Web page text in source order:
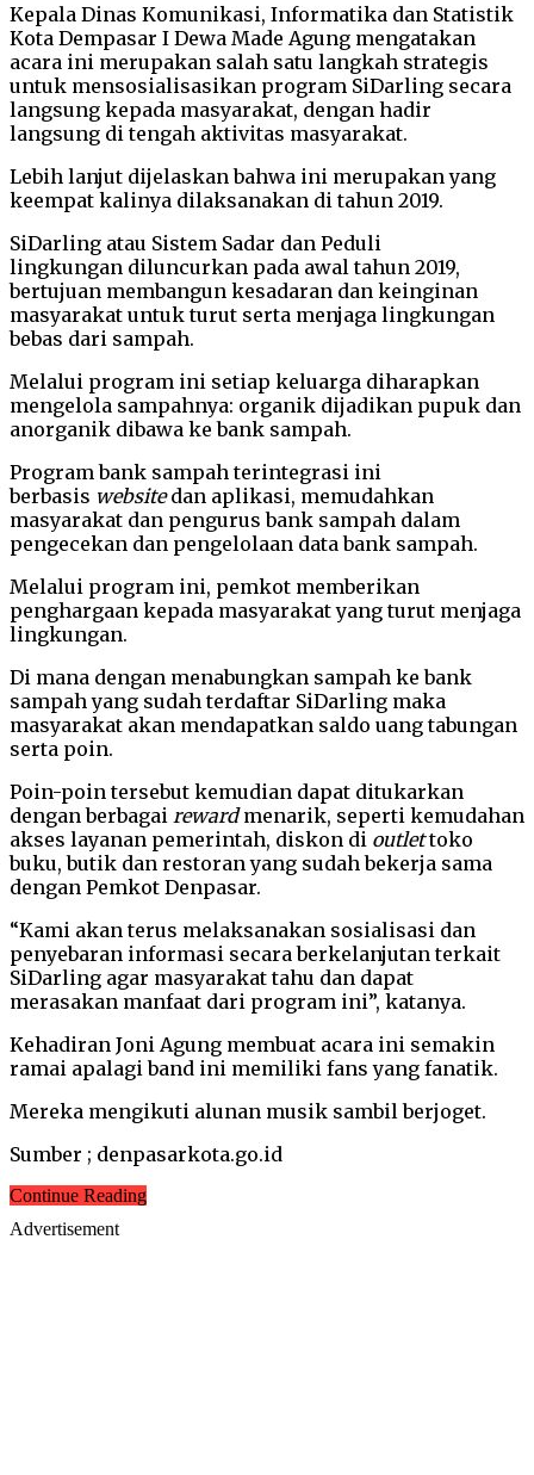
Kepala Dinas Komunikasi, Informatika dan Statistik
Kota Dempasar I Dewa Made Agung mengatakan
acara ini merupakan salah satu langkah strategis
untuk mensosialisasikan program SiDarling secara
langsung kepada masyarakat, dengan hadir
langsung di tengah aktivitas masyarakat.
Lebih lanjut dijelaskan bahwa ini merupakan yang
keempat kalinya dilaksanakan di tahun 2019.
SiDarling atau Sistem Sadar dan Peduli
lingkungan diluncurkan pada awal tahun 2019,
bertujuan membangun kesadaran dan keinginan
masyarakat untuk turut serta menjaga lingkungan
bebas dari sampah.
Melalui program ini setiap keluarga diharapkan
mengelola sampahnya: organik dijadikan pupuk dan
anorganik dibawa ke bank sampah.
Program bank sampah terintegrasi ini
berbasis websitedan aplikasi, memudahkan
masyarakat dan pengurus bank sampah dalam
pengecekan dan pengelolaan data bank sampah.
Melalui program ini, pemkot memberikan
penghargaan kepada masyarakat yang turut menjaga
lingkungan.
Di mana dengan menabungkan sampah ke bank
sampah yang sudah terdaftar SiDarling maka
masyarakat akan mendapatkan saldo uang tabungan
serta poin.
Poin-poin tersebut kemudian dapat ditukarkan
dengan berbagai rewardmenarik, seperti kemudahan
akses layanan pemerintah, diskon di outlettoko
buku, butik dan restoran yang sudah bekerja sama
dengan Pemkot Denpasar.
“Kami akan terus melaksanakan sosialisasi dan
penyebaran informasi secara berkelanjutan terkait
SiDarling agar masyarakat tahu dan dapat
merasakan manfaat dari program ini”, katanya.
Kehadiran Joni Agung membuat acara ini semakin
ramai apalagi band ini memiliki fans yang fanatik.
Mereka mengikuti alunan musik sambil berjoget.
Sumber ; denpasarkota.go.id
Continue Reading
Advertisement